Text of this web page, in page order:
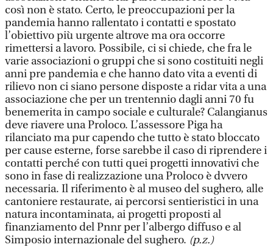
così non è stato. Certo, le preoccupazioni per la
pandemia hanno rallentato i contatti e spostato
l’obiettivo più urgente altrove ma ora occorre
rimettersi a lavoro. Possibile, ci si chiede, che fra le
varie associazioni o gruppi che si sono costituiti negli
anni pre pandemia e che hanno dato vita a eventi di
rilievo non ci siano persone disposte a ridar vita a una
associazione che per un trentennio dagli anni 70 fu
benemerita in campo sociale e culturale? Calangianus
deve riavere una Proloco. L’assessore Piga ha
rilanciato ma pur capendo che tutto è stato bloccato
per cause esterne, forse sarebbe il caso di riprendere i
contatti perché con tutti quei progetti innovativi che
sono in fase di realizzazione una Proloco è dvvero
necessaria. Il riferimento è al museo del sughero, alle
cantoniere restaurate, ai percorsi sentieristici in una
natura incontaminata, ai progetti proposti al
finanziamento del Pnnr per l’albergo diffuso e al
Simposio internazionale del sughero. (p.z.)